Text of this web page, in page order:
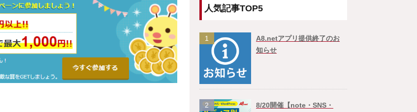
人気記事TOP5
1
A8.netアプリ提供終了のお
知らせ
2
8/20開催【note・SNS・